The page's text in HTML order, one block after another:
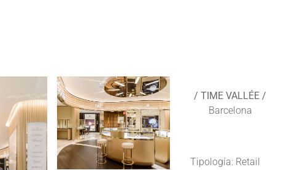
/ TIME VALLÉE /
Barcelona
Tipología: Retail